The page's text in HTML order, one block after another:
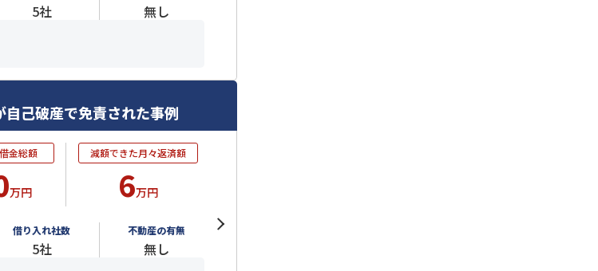
5社 無し
自己破産で免責された事例
金総額
万円
減額できた月々返済額
6万円
借り入れ社数
5社
不動産の有無
無し